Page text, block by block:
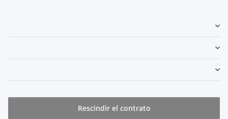
Rescindir el contrato